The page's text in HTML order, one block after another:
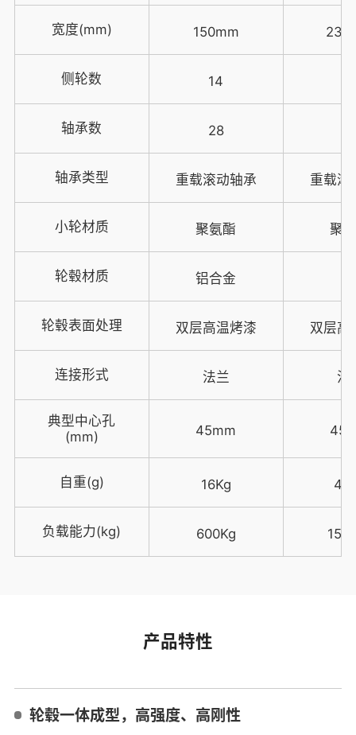
宽度(mm) 150mm
侧轮数 14
轴承数 28
轴承类型 重载滚动轴承 重载滚
小轮材质 聚氨酯 聚
轮毂材质 铝合金
轮毂表面处理 双层高温烤漆 双层高
连接形式 法兰 法
典型中心孔
(mm)
45mm
自重(g) 16Kg
负载能力(kg) 600Kg
产品特性
轮毂一体成型，高强度、高刚性